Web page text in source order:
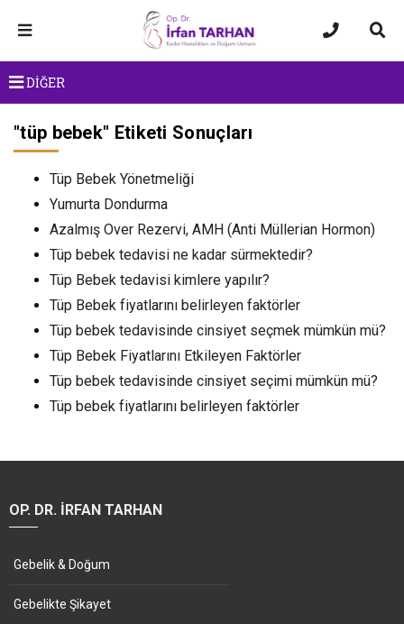
DİĞER
"tüp bebek" Etiketi Sonuçları
Tüp Bebek Yönetmeliği
Yumurta Dondurma
Azalmış Over Rezervi, AMH (Anti Müllerian Hormon)
Tüp bebek tedavisi ne kadar sürmektedir?
Tüp Bebek tedavisi kimlere yapılır?
Tüp Bebek fiyatlarını belirleyen faktörler
Tüp bebek tedavisinde cinsiyet seçmek mümkün mü?
Tüp Bebek Fiyatlarını Etkileyen Faktörler
Tüp bebek tedavisinde cinsiyet seçimi mümkün mü?
Tüp bebek fiyatlarını belirleyen faktörler
OP. DR. İRFAN TARHAN
Gebelik & Doğum
Gebelikte Şikayet